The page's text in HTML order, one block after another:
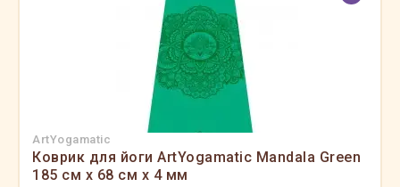
ArtYogamatic
Коврик для йоги ArtYogamatic Mandala Green
185 см x 68 см x 4 мм